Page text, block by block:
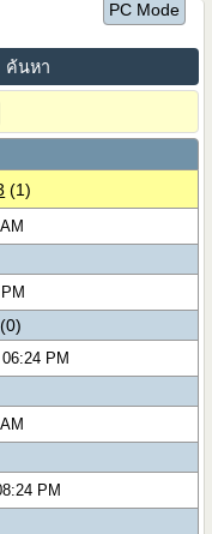
PC Mode
ค้นหา
(1)
(0)
PM
PM